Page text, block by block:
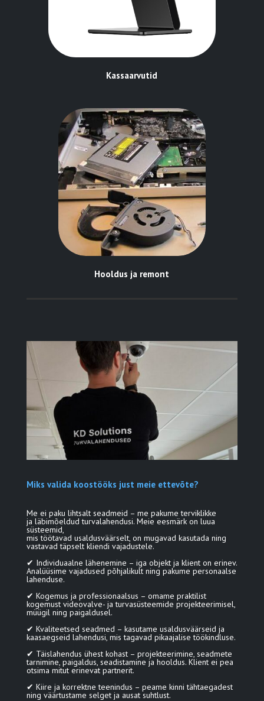
Kassaarvutid
Hooldus ja remont
Miks valida koostööks just meie ettevõte?
Me ei paku lihtsalt seadmeid – me pakume terviklikke
ja läbimõeldud turvalahendusi. Meie eesmärk on luua
süsteemid,
mis töötavad usaldusväärselt, on mugavad kasutada ning
vastavad täpselt kliendi vajadustele.
✔ Individuaalne lähenemine – iga objekt ja klient on erinev.
Analüüsime vajadused põhjalikult ning pakume personaalse
lahenduse.
✔ Kogemus ja professionaalsus – omame praktilist
kogemust videovalve- ja turvasüsteemide projekteerimisel,
müügil ning paigaldusel.
✔ Kvaliteetsed seadmed – kasutame usaldusväärseid ja
kaasaegseid lahendusi, mis tagavad pikaajalise töökindluse.
✔ Täislahendus ühest kohast – projekteerimine, seadmete
tarnimine, paigaldus, seadistamine ja hooldus. Klient ei pea
otsima mitut erinevat partnerit.
✔ Kiire ja korrektne teenindus – peame kinni tähtaegadest
ning väärtustame selget ja ausat suhtlust.